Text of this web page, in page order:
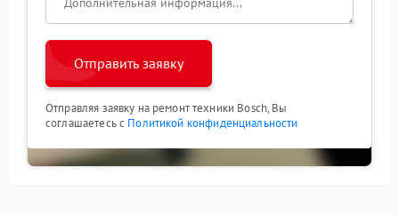
Отправить заявку
Отправляя заявку на ремонт техники Bosch, Вы
соглашаетесь с Политикой конфиденциальности